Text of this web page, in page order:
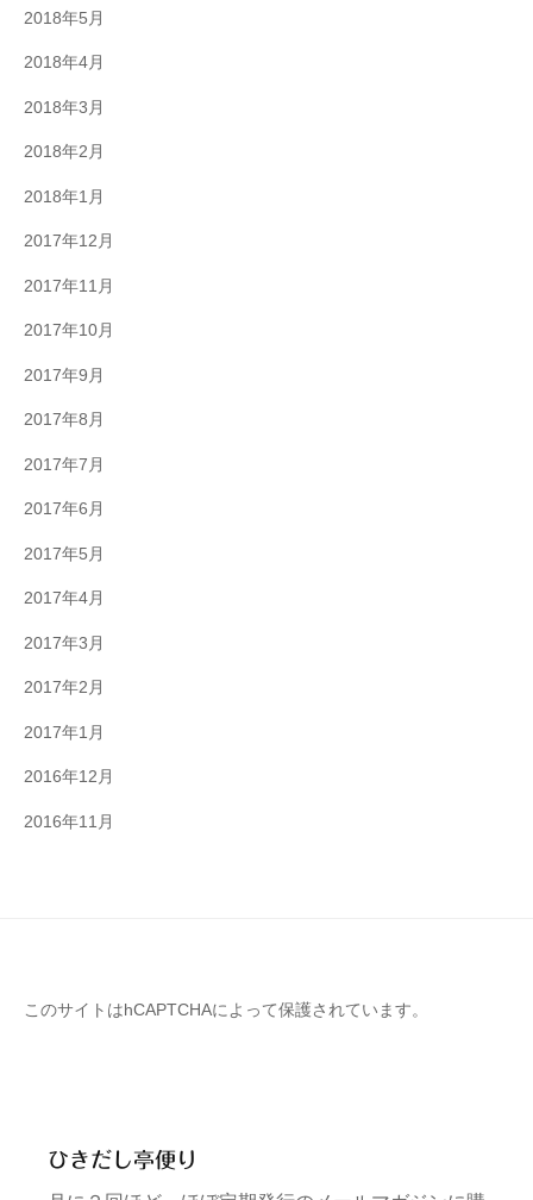
2018年5月
2018年4月
2018年3月
2018年2月
2018年1月
2017年12月
2017年11月
2017年10月
2017年9月
2017年8月
2017年7月
2017年6月
2017年5月
2017年4月
2017年3月
2017年2月
2017年1月
2016年12月
2016年11月
このサイトはhCAPTCHAによって保護されています。
ひきだし亭便り